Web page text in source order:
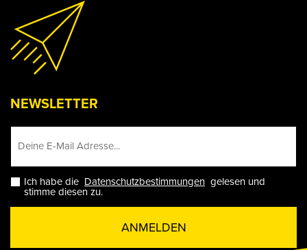
NEWSLETTER
Ich habe die Datenschutzbestimmungen gelesen und
stimme diesen zu.
ANMELDEN